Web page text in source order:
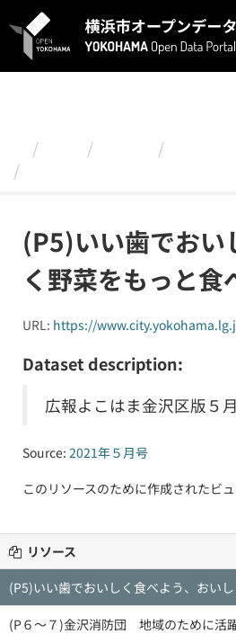
キ
(P5)いい歯でおい
く野菜をもっと食
URL: https://
Dataset description:
広報よこはま金沢区版５
Source: 2021年５月号
このリソースのために作成されたビ
リソース
(P5)いい歯でおいしく食べよう、おい
(P６～７)金沢消防団 地域のために活